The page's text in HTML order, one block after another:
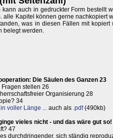
kann auch in gedruckter Form bestellt
alle Kapitel können gerne nachkopiert
was in diesen Fällen mit
belegt werden.
Die Säulen des Ganzen 23
stellen 26
Organisierung 28
34
voller Länge ... auch als .pdf(490kb)
vieles nicht - und das wäre gut
47
durchdringender, sich ständig